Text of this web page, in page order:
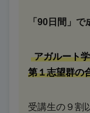
「90日間」で
アガルート
第１志望群の
受講生の９割